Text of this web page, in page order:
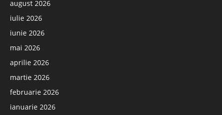
august 2026
iulie 2026
iunie 2026
mai 2026
aprilie 2026
martie 2026
februarie 2026
ianuarie 2026